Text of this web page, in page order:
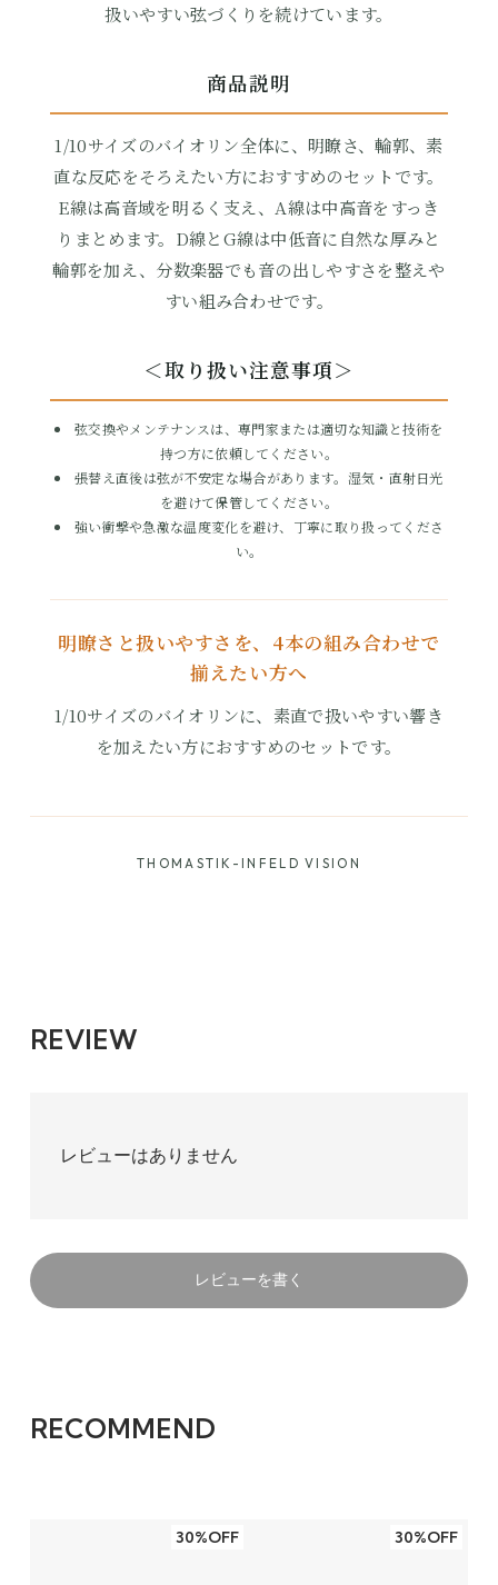
扱いやすい弦づくりを続けています。
商品説明
1/10サイズのバイオリン全体に、明瞭さ、輪郭、素
直な反応をそろえたい方におすすめのセットです。
E線は高音域を明るく支え、A線は中高音をすっき
りまとめます。D線とG線は中低音に自然な厚みと
輪郭を加え、分数楽器でも音の出しやすさを整えや
すい組み合わせです。
＜取り扱い注意事項＞
弦交換やメンテナンスは、専門家または適切な知識と技術を
持つ方に依頼してください。
張替え直後は弦が不安定な場合があります。湿気・直射日光
を避けて保管してください。
強い衝撃や急激な温度変化を避け、丁寧に取り扱ってくださ
い。
明瞭さと扱いやすさを、4本の組み合わせで
揃えたい方へ
1/10サイズのバイオリンに、素直で扱いやすい響き
を加えたい方におすすめのセットです。
THOMASTIK-INFELD VISION
REVIEW
レビューはありません
レビューを書く
RECOMMEND
30%OFF 30%OFF